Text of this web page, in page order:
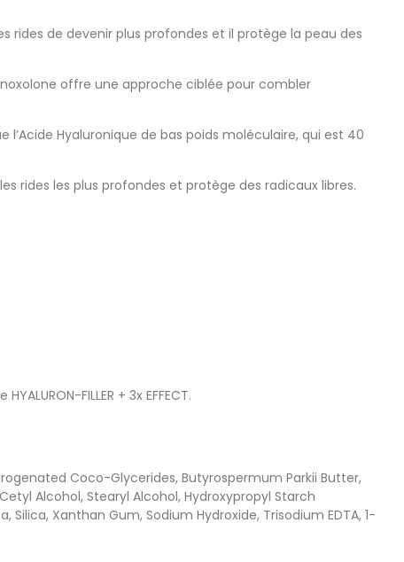
de devenir plus profondes et il protège la peau des
offre une approche ciblée pour combler
Hyaluronique de bas poids moléculaire, qui est 40
rides les plus profondes et protège des radicaux libres.
FILLER + 3x EFFECT.
Coco-Glycerides, Butyrospermum Parkii Butter,
Alcohol, Stearyl Alcohol, Hydroxypropyl Starch
Xanthan Gum, Sodium Hydroxide, Trisodium EDTA, 1-